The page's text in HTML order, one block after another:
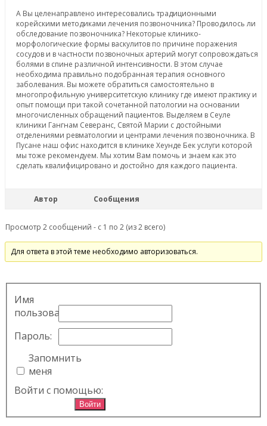
А Вы целенаправлено интересовались традиционными
корейскими методиками лечения позвоночника? Проводилось ли
обследование позвоночника? Некоторые клинико-
морфологические формы васкулитов по причине поражения
сосудов и в частности позвоночных артерий могут сопровождаться
болями в спине различной интенсивности. В этом случае
необходима правильно подобранная терапия основного
заболевания. Вы можете обратиться самостоятельно в
многопрофильную университетскую клинику где имеют практику и
опыт помощи при такой сочетанной патологии на основании
многочисленных обращений пациентов. Выделяем в Сеуле
клиники Гангнам Северанс, Святой Марии с достойными
отделениями ревматологии и центрами лечения позвоночника. В
Пусане наш офис находится в клинике Хеунде Бек услуги которой
мы тоже рекомендуем. Мы хотим Вам помочь и знаем как это
сделать квалифицировано и достойно для каждого пациента.
Автор Сообщения
Просмотр 2 сообщений - с 1 по 2 (из 2 всего)
Для ответа в этой теме необходимо авторизоваться.
Имя
пользователя:
Пароль:
Запомнить
меня
Войти с помощью:
Войти